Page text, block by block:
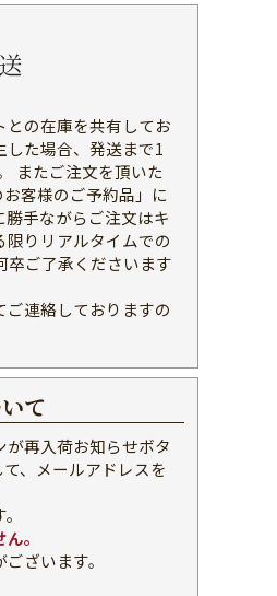
との在庫を共有してお
た場合、発送まで1
またご注文を頂いた
客様のご予約品」に
手ながらご注文はキ
限りリアルタイムでの
卒ご了承くださいます
ご連絡しておりますの
て
再入荷お知らせボタ
、メールアドレスを
。
ざいます。